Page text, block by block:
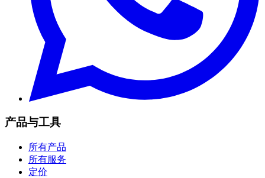
产品与工具
所有产品
所有服务
定价